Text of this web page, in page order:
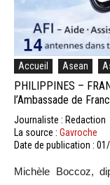
Accueil Asean
PHILIPPINES –
l’Ambassade de
Journaliste : Redaction
La source : Gavroche
Date de publication :
Michèle Boccoz,